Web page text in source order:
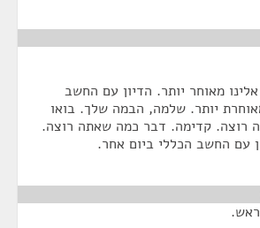
מאוחר יותר. הדיון עם החשב
יותר. שלמה, הבמה שלך. בואו
רוצה. קדימה. דבר כמה שאתה רוצה.
עם החשב הכללי ביום אחר.